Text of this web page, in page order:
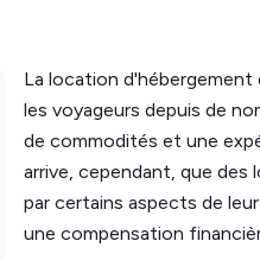
La location
les voyageurs depuis de
de commodités et une
arrive, cependant, que
par certains aspects de
une compensation